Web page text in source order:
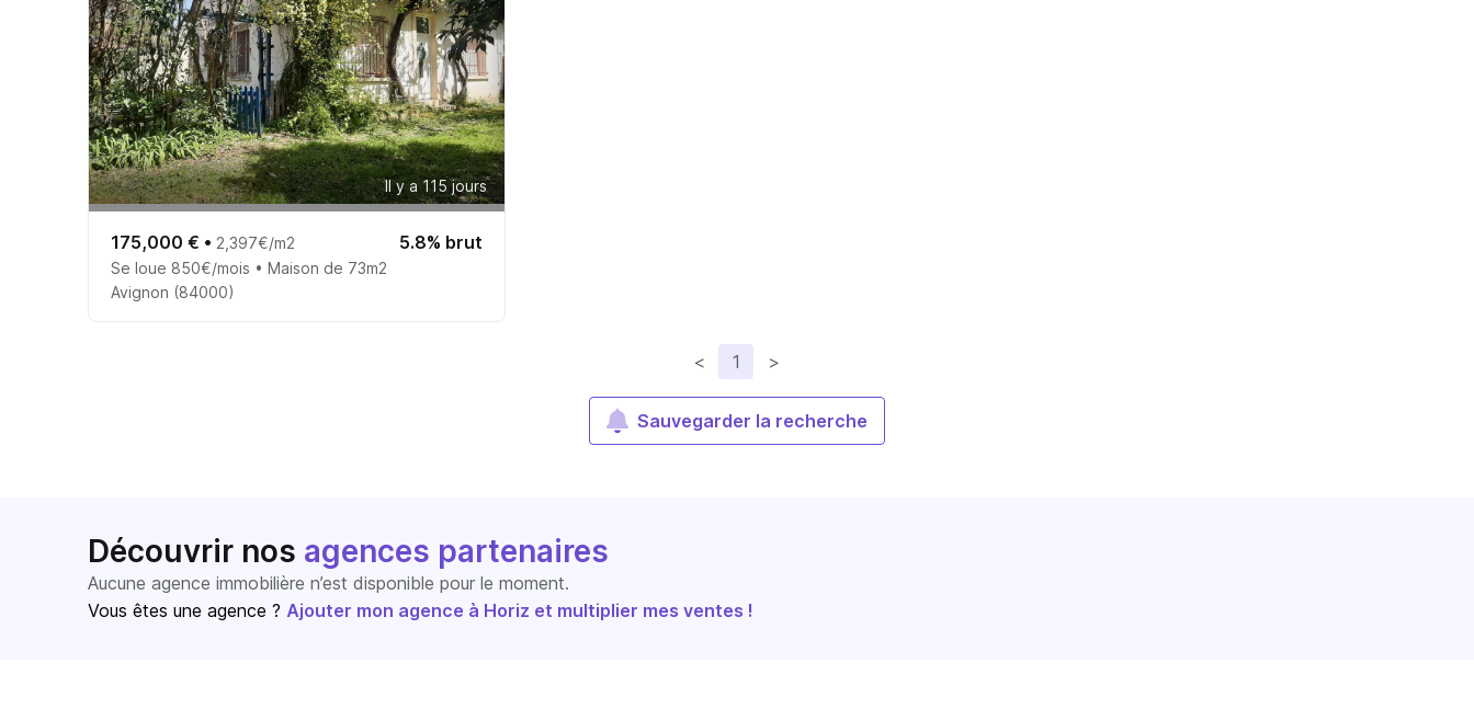
Il y a 115 jours
175,000 € • 2,397€/m2 5.8% brut
Se loue 850€/mois • Maison de 73m2
Avignon (84000)
< 1 >
Sauvegarder la recherche
Découvrir nos agences partenaires
Aucune agence immobilière n’est disponible pour le moment.
Vous êtes une agence ? Ajouter mon agence à Horiz et multiplier mes ventes !